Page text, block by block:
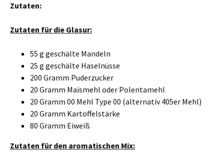
Zutaten:
Zutaten für die Glasur:
55 g geschälte Mandeln
25 g geschälte Haselnüsse
200 Gramm Puderzucker
20 Gramm Maismehl oder Polentamehl
20 Gramm 00 Mehl Type 00 (alternativ 405er Mehl)
20 Gramm Kartoffelstärke
80 Gramm Eiweiß
Zutaten für den aromatischen Mix: